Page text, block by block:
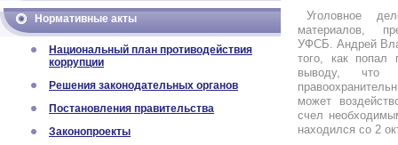
Нормативные акты
Национальный план противодействия
коррупции
Решения законодательных органов
Постановления правительства
Законопроекты
Уголовное
материалов,
УФСБ. Андрей
того, как
выводу, что
может
счел
находился со 2